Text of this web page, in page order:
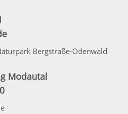
Bergstraße-Odenwald
Modautal